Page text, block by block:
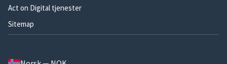
Act on Digital tjenester
Sitemap